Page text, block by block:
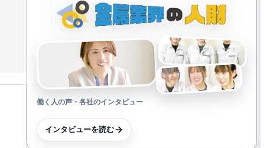
働く人の声・各社のインタビュー
インタビューを読む